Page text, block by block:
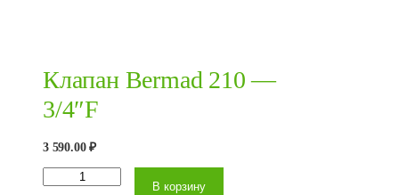
Клапан Bermad 210 —
3/4″F
3 590.00₽
Количество
товара
В корзину